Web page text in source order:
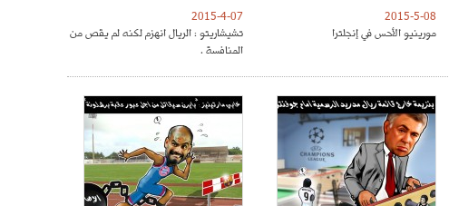
2015-5-08
مورينيو الأحس في إنجلترا
2015-4-07
تشيشاريتو : الريال انهزم لكنه لم يقص من
المنافسة .